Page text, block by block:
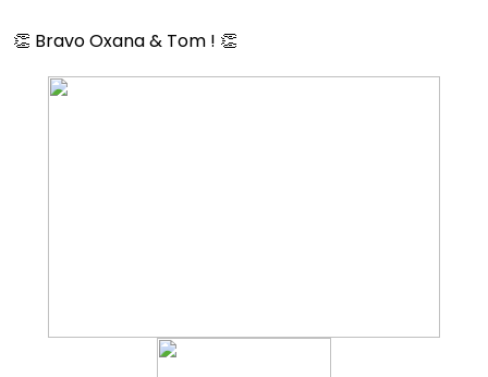
👏 Bravo Oxana & Tom ! 👏